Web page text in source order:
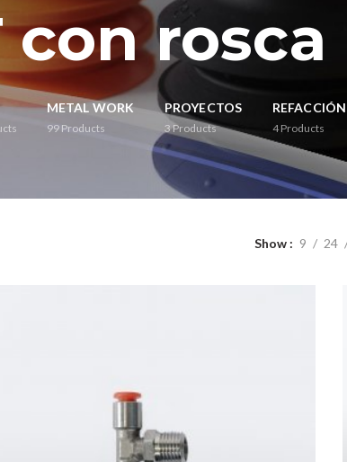
con rosca
METAL WORK
99 Products
PROYECTOS
3Products 4 Products
Show 9 24